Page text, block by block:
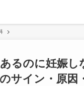
るのに妊娠し
サイン・原因